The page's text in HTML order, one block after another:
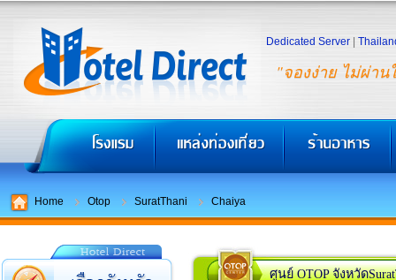
"จองง่าย ไม่ผ่าน
Dedicated Server
Home Otop SuratThani Chaiya
ศูนย์ OTOP จังหวัด